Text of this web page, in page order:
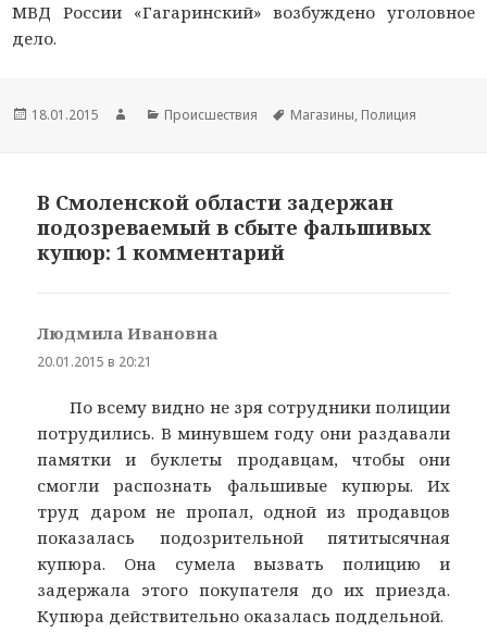
МВД России «Гагаринский» возбуждено уголовное
дело.
Новость
18.01.2015
АвторРаздел
Происшествия
Тема
Магазины, Полиция
В Смоленской области задержан
подозреваемый в сбыте фальшивых
купюр: 1 комментарий
Людмила Ивановна
20.01.2015 в 20:21
По всему видно не зря сотрудники полиции
потрудились. В минувшем году они раздавали
памятки и буклеты продавцам, чтобы они
смогли распознать фальшивые купюры. Их
труд даром не пропал, одной из продавцов
показалась подозрительной пятитысячная
купюра. Она сумела вызвать полицию и
задержала этого покупателя до их приезда.
Купюра действительно оказалась поддельной.